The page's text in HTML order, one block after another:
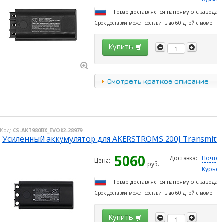
Товар доставляется напрямую с
Срок доставки может составить до 60 дней с
Купить
Смотреть краткое описание
Код: CS-AKT980BX_EVO82-28979
Усиленный аккумулятор для AKERSTROMS 200J
Цена: 5060 руб.
Доставка:
Товар доставляется напрямую с
Срок доставки может составить до 60 дней с
Купить